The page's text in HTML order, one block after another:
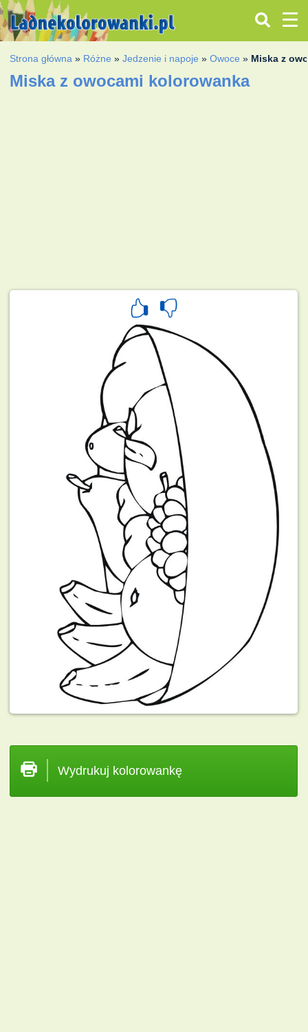
Strona główna » Różne »Jedzenie i napoje »Owoce » Miska z
Miska z owocami kolorowanka
Wydrukuj kolorowankę